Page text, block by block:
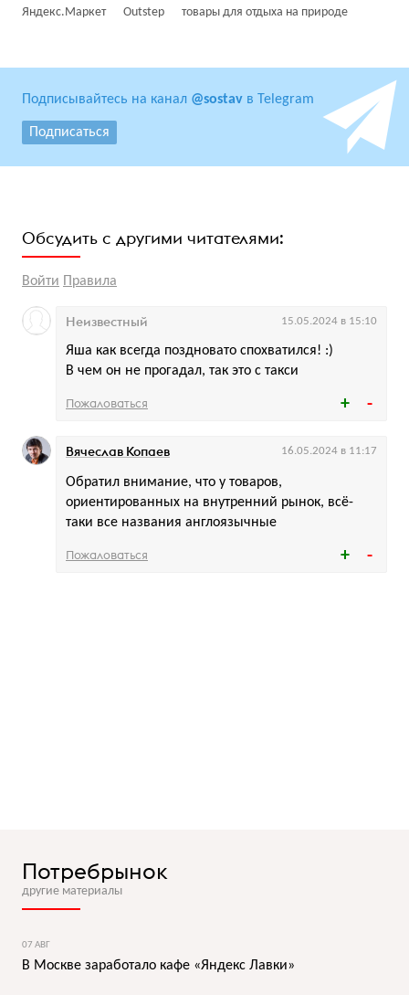
Яндекс.Маркет Outstep товары для отдыха на природе
Подписывайтесь на канал @sostav в Telegram
Подписаться
Обсудить с другими читателями:
Войти Правила
Яша как всегда поздновато спохватился! :)
В чем он не прогадал, так это с такси
Неизвестный 15.05.2024 в 15:10
Пожаловаться
Обратил внимание, что у товаров,
ориентированных на внутренний рынок, всё-
таки все названия англоязычные
Вячеслав Копаев 16.05.2024 в 11:17
Пожаловаться
Потребрынок
другие материалы
07 АВГ
В Москве заработало кафе «Яндекс Лавки»